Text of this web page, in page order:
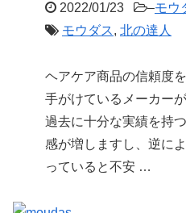
2022/01/23 –モウ
モウダス, 北の達人
ヘアケア商品の信頼度
手がけているメーカー
過去に十分な実績を持
感が増しますし、逆に
っていると不安 …